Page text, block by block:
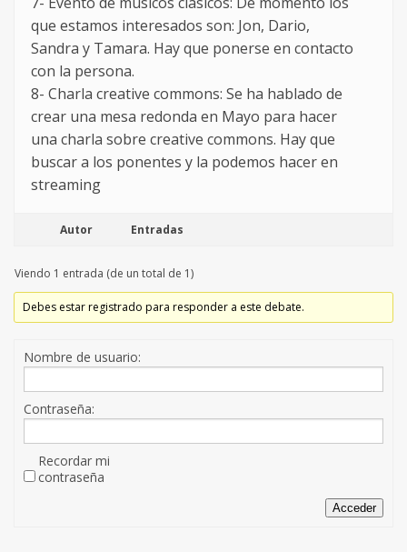
que estamos interesados son: Jon, Dario,
Sandra y Tamara. Hay que ponerse en contacto
con la persona.
8- Charla creative commons: Se ha hablado de
crear una mesa redonda en Mayo para hacer
una charla sobre creative commons. Hay que
buscar a los ponentes y la podemos hacer en
streaming
Autor Entradas
Viendo 1 entrada (de un total de 1)
Debes estar registrado para responder a este debate.
Nombre de usuario:
Contraseña:
Recordar mi
contraseña
Acceder